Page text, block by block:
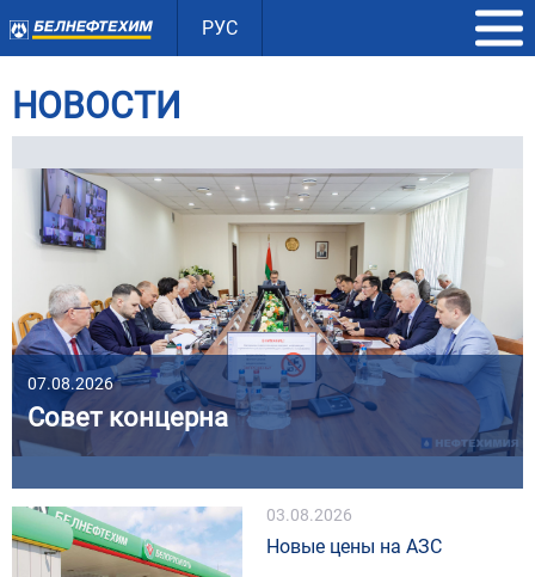
РУС
НОВОСТИ
07.08.2026
Совет концерна
03.08.2026
Новые цены на АЗС